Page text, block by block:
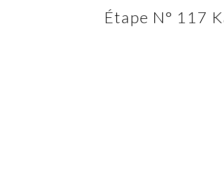
Étape N° 117